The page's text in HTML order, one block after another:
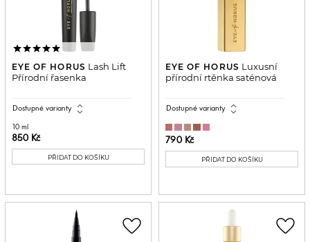
EYE OF HORUS Lash Lift
Přírodní řasenka
Dostupné varianty expand_all
10 ml
850 Kč
PŘIDAT DO KOŠÍKU
EYE OF HORUS Luxusní
přírodní rtěnka saténová
Dostupné varianty expand_all
790 Kč
PŘIDAT DO KOŠÍKU
favorite_border favorite_border